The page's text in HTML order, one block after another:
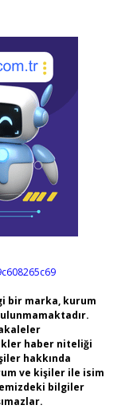
bir marka, kurum
haber niteliği
hakkında
ve kişiler ile isim
bilgiler